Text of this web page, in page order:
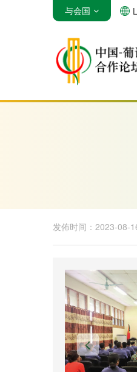
安哥拉
与会国
发佈时间：2023-08-